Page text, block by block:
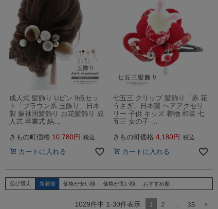
成人式 髪飾り Uピン 9点セッ
ト「ブラウン系 玉飾り」日本
製 振袖用髪飾り お花髪飾り 成
人式 卒業式 結…
きもの町価格 10,780 税込
カートに入れる
七五三 クリップ 髪飾り「赤 花
うさぎ」日本製 ヘアアクセサ
リー 子供 キッズ 着物 和装 七
五三 女の子 …
きもの町価格 4,180 税込
カートに入れる
並び替え 新着順 価格が安い順 価格が高い順 おすすめ順
1029件中 1-30件表示 1 2 35